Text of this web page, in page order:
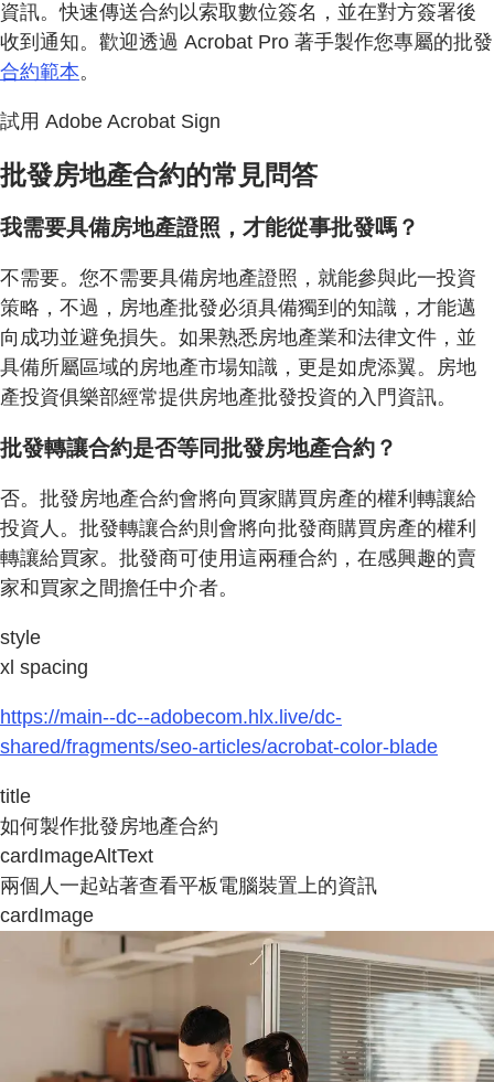
資訊。快速傳送合約以索取數位簽名，並在對方簽署後
收到通知。歡迎透過 Acrobat Pro 著手製作您專屬的批發
合約範本。
試用 Adobe Acrobat Sign
批發房地產合約的常見問答
我需要具備房地產證照，才能從事批發嗎？
不需要。您不需要具備房地產證照，就能參與此一投資
策略，不過，房地產批發必須具備獨到的知識，才能邁
向成功並避免損失。如果熟悉房地產業和法律文件，並
具備所屬區域的房地產市場知識，更是如虎添翼。房地
產投資俱樂部經常提供房地產批發投資的入門資訊。
批發轉讓合約是否等同批發房地產合約？
否。批發房地產合約會將向買家購買房產的權利轉讓給
投資人。批發轉讓合約則會將向批發商購買房產的權利
轉讓給買家。批發商可使用這兩種合約，在感興趣的賣
家和買家之間擔任中介者。
style
xl spacing
https://main--dc--adobecom.hlx.live/dc-
shared/fragments/seo-articles/acrobat-color-blade
title
如何製作批發房地產合約
cardImageAltText
兩個人一起站著查看平板電腦裝置上的資訊
cardImage